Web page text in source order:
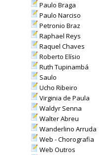
Paulo Braga
Paulo Narciso
Petronio Braz
Raphael Reys
Raquel Chaves
Roberto Elísio
Ruth Tupinambá
Saulo
Ucho Ribeiro
Virginia de Paula
Waldyr Senna
Walter Abreu
Wanderlino Arruda
Web - Chorografia
Web Outros